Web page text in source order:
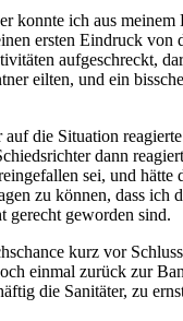
konnte ich aus
ersten Eindruck
aufgeschreckt,
eilten, und ein
die Situation
dann
sei, und
zu können, dass
gerecht geworden sind.
kurz vor
einmal zurück zur
die Sanitäter, zu